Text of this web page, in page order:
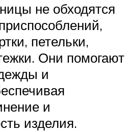
не обходятся
петельки,
Они помогают
и
и
изделия.